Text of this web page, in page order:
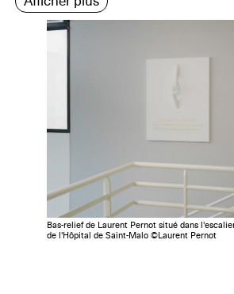
Bas-relief de Laurent Pernot situé dans
de l'Hôpital de Saint-Malo ©Laurent Pernot